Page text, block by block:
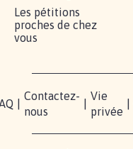
Les pétitions
proches de chez
vous
Contactez-
nous
Vie
privée